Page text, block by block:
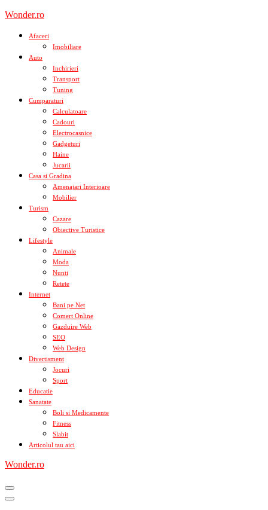
Skip
content
Wonder.ro
Afaceri
Imobiliare
Auto
Inchirieri
Transport
Tuning
Cumparaturi
Calculatoare
Cadouri
Electrocasnice
Gadgeturi
Haine
Jucarii
Casa si Gradina
Amenajari Interioare
Mobilier
Turism
Cazare
Obiective Turistice
Lifestyle
Animale
Moda
Nunti
Retete
Internet
Bani pe Net
Comert Online
Gazduire Web
SEO
Web Design
Divertisment
Jocuri
Sport
Educatie
Sanatate
Boli si Medicamente
Fitness
Slabit
Articolul tau aici
Wonder.ro